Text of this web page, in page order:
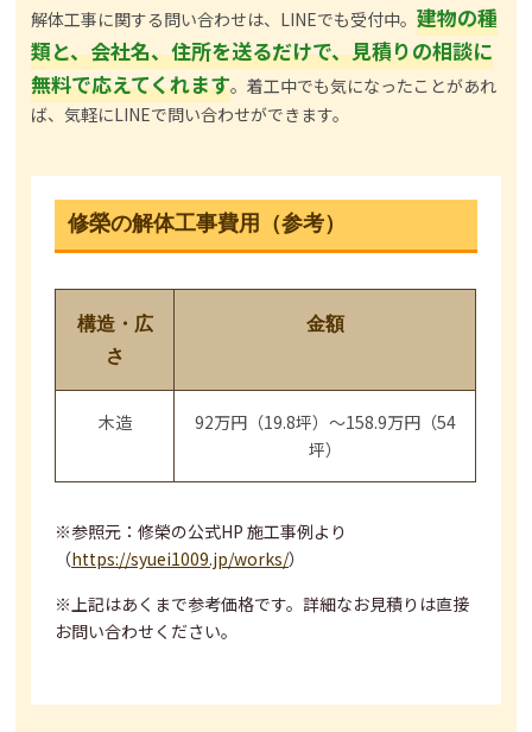
解体工事に関する問い合わせは、LINEでも受付中。建物の種
類と、会社名、住所を送るだけで、見積りの相談に
無料で応えてくれます。着工中でも気になったことがあれ
ば、気軽にLINEで問い合わせができます。
修榮の解体工事費用（参考）
構造・広
さ
金額
木造
92万円（19.8坪）～158.9万円（54
坪）
※参照元：修榮の公式HP 施工事例より
（https://syuei1009.jp/works/）
※上記はあくまで参考価格です。詳細なお見積りは直接
お問い合わせください。